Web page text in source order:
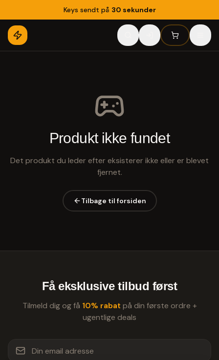
Keys sendt på 30 sekunder
Produkt ikke fundet
Det produkt du leder efter eksisterer ikke eller er blevet
fjernet.
Tilbage til forsiden
Få eksklusive tilbud først
Tilmeld dig og få 10% rabat på din første ordre +
ugentlige deals